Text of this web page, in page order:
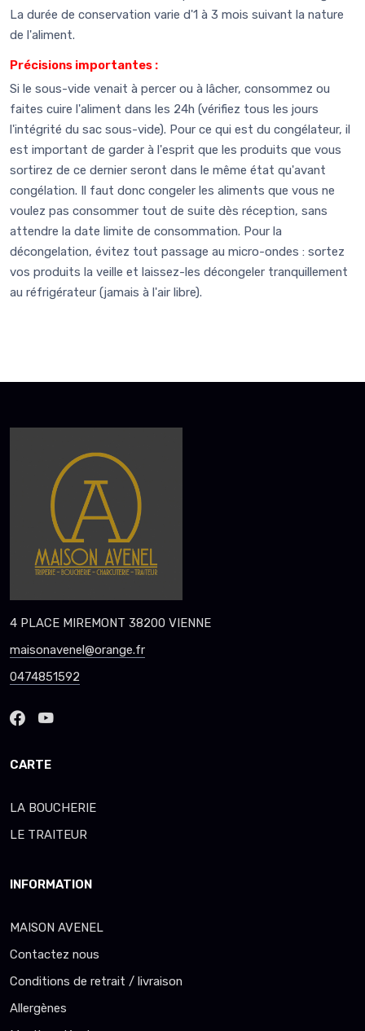
La durée de conservation varie d'1 à 3 mois suivant la nature
de l'aliment.
Précisions importantes :
Si le sous-vide venait à percer ou à lâcher, consommez ou
faites cuire l'aliment dans les 24h (vérifiez tous les jours
l'intégrité du sac sous-vide). Pour ce qui est du congélateur, il
est important de garder à l'esprit que les produits que vous
sortirez de ce dernier seront dans le même état qu'avant
congélation. Il faut donc congeler les aliments que vous ne
voulez pas consommer tout de suite dès réception, sans
attendre la date limite de consommation. Pour la
décongelation, évitez tout passage au micro-ondes : sortez
vos produits la veille et laissez-les décongeler tranquillement
au réfrigérateur (jamais à l'air libre).
4 PLACE MIREMONT 38200 VIENNE
maisonavenel@orange.fr
0474851592
CARTE
LA BOUCHERIE
LE TRAITEUR
INFORMATION
MAISON AVENEL
Contactez nous
Conditions de retrait / livraison
Allergènes